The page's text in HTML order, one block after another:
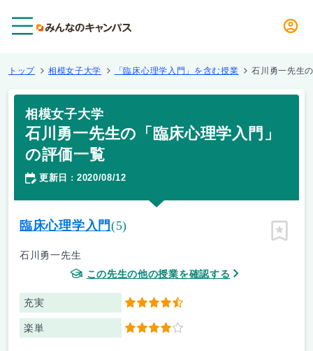
トップ 相模女子大学 「臨床心理学入門」を含む授業 石川勇一先生
相模女子大学
石川勇一先生の「臨床心理学入門」
の評価一覧
更新日 ： 2020/08/12
臨床心理学入門 (5)
石川勇一先生
この先生の他の授業を確認する
充実 4.5
楽単 4
ピン留